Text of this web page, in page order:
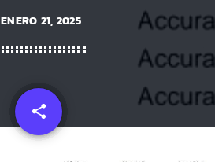
ENERO 21, 2025
share
email